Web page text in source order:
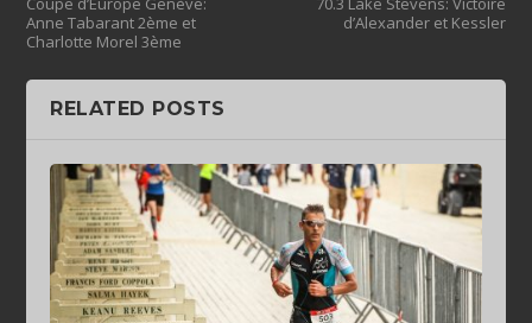
Anne Tabarant 2ème et
Charlotte Morel 3ème
d’Alexander et Kessler
RELATED POSTS